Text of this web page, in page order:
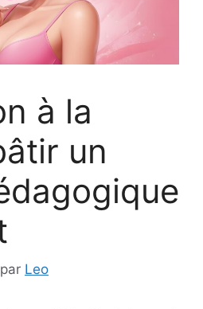
à la
un
par Leo